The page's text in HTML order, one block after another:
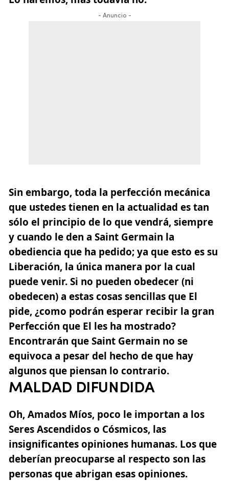
- Anuncio -
Sin embargo, toda la perfección mecánica
que ustedes tienen en la actualidad es tan
sólo el principio de lo que vendrá, siempre
y cuando le den a Saint Germain la
obediencia que ha pedido; ya que esto es su
Liberación, la única manera por la cual
puede venir. Si no pueden obedecer (ni
obedecen) a estas cosas sencillas que El
pide, ¿como podrán esperar recibir la gran
Perfección que El les ha mostrado?
Encontrarán que Saint Germain no se
equivoca a pesar del hecho de que hay
algunos que piensan lo contrario.
MALDAD DIFUNDIDA
Oh, Amados Míos, poco le importan a los
Seres Ascendidos o Cósmicos, las
insignificantes opiniones humanas. Los que
deberían preocuparse al respecto son las
personas que abrigan esas opiniones.